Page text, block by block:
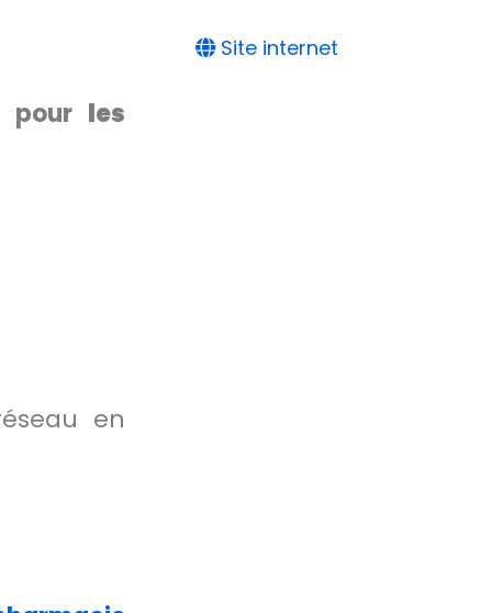
pour les
en
Site internet